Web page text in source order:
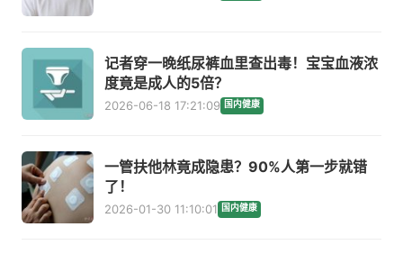
记者穿一晚纸尿裤血里查出毒！宝宝血液浓
度竟是成人的5倍？
2026-06-18 17:21:09 国内健康
一管扶他林竟成隐患？90%人第一步就错
了！
2026-01-30 11:10:01 国内健康